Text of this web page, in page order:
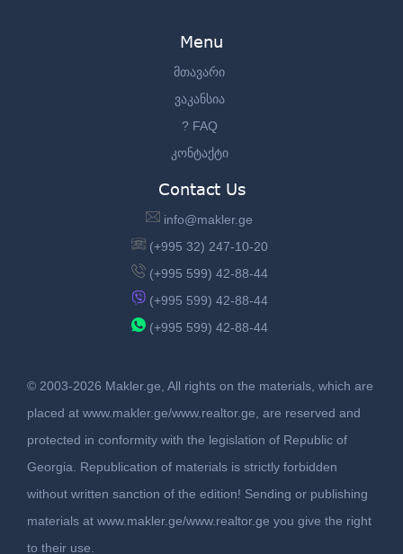
Menu
მთავარი
ვაკანსია
? FAQ
კონტაქტი
Contact Us
info@makler.ge
(+995 32) 247-10-20
(+995 599) 42-88-44
(+995 599) 42-88-44
(+995 599) 42-88-44
© 2003-2026 Makler.ge, All rights on the materials, which are
placed at www.makler.ge/www.realtor.ge, are reserved and
protected in conformity with the legislation of Republic of
Georgia. Republication of materials is strictly forbidden
without written sanction of the edition! Sending or publishing
materials at www.makler.ge/www.realtor.ge you give the right
to their use.